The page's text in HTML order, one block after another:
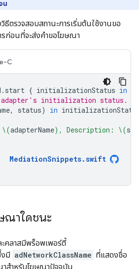
น
ธีตรวจสอบสถานะการเริ่มต้นใช้งานขอ
รก่อนที่จะส่งคำขอโฆษณา
C
. start { initializationStatus in
adapter's initialization status.
, status) in
\(adapterName) , Description: \(
MediationSnippets.swift
ณาใดชนะ
คลาสมีพร็อพเพอร์ตี้
มี adNetworkClassName ที่แสดงชื่อ
าสำหรับโฆษณาปัจจุบัน